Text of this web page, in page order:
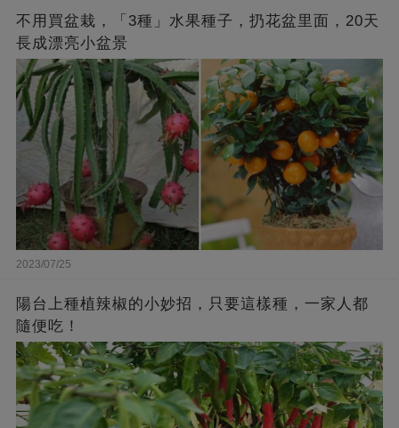
不用買盆栽，「3種」水果種子，扔花盆里面，20天
長成漂亮小盆景
2023/07/25
陽台上種植辣椒的小妙招，只要這樣種，一家人都
隨便吃！